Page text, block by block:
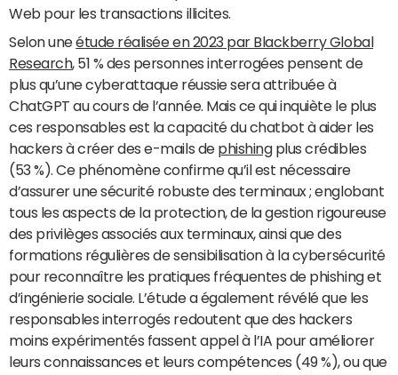
Web pour les transactions illicites.
Selon uneétude réalisée en 2023 par Blackberry Global
Research, 51 % des personnes interrogées pensent de
plus qu’une cyberattaque réussie sera attribuée à
ChatGPT au cours de l’année. Mais ce qui inquiète le plus
ces responsables est la capacité du chatbot à aider les
hackers à créer des e-mails de phishingplus crédibles
(53 %). Ce phénomène confirme qu’il est nécessaire
d’assurer une sécurité robuste des terminaux ; englobant
tous les aspects de la protection, de la gestion rigoureuse
des privilèges associés aux terminaux, ainsi que des
formations régulières de sensibilisation à la cybersécurité
pour reconnaître les pratiques fréquentes de phishing et
d’ingénierie sociale. L’étude a également révélé que les
responsables interrogés redoutent que des hackers
moins expérimentés fassent appel à l’IA pour améliorer
leurs connaissances et leurs compétences (49 %), ou que